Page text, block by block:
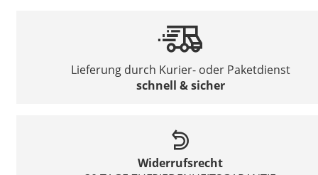
Lieferung durch Kurier- oder Paketdienst
schnell & sicher
Widerrufsrecht